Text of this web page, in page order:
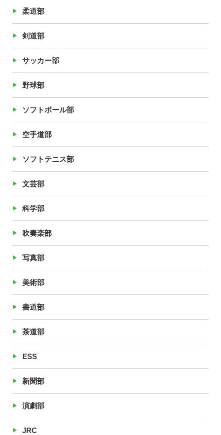
柔道部
剣道部
サッカー部
野球部
ソフトボール部
空手道部
ソフトテニス部
文芸部
科学部
吹奏楽部
写真部
美術部
書道部
茶道部
ESS
新聞部
演劇部
JRC